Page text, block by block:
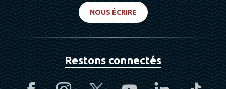
NOUS ÉCRIRE
Restons connectés